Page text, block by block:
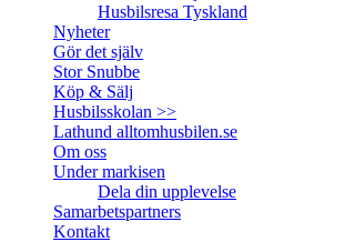
Husbilsresa Tyskland
Nyheter
Gör det själv
Stor Snubbe
Köp & Sälj
Husbilsskolan >>
Lathund alltomhusbilen.se
Om oss
Under markisen
Dela din upplevelse
Samarbetspartners
Kontakt